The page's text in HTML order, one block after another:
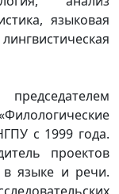
языковая
с 1999 года.
проектов
в языке и речи.